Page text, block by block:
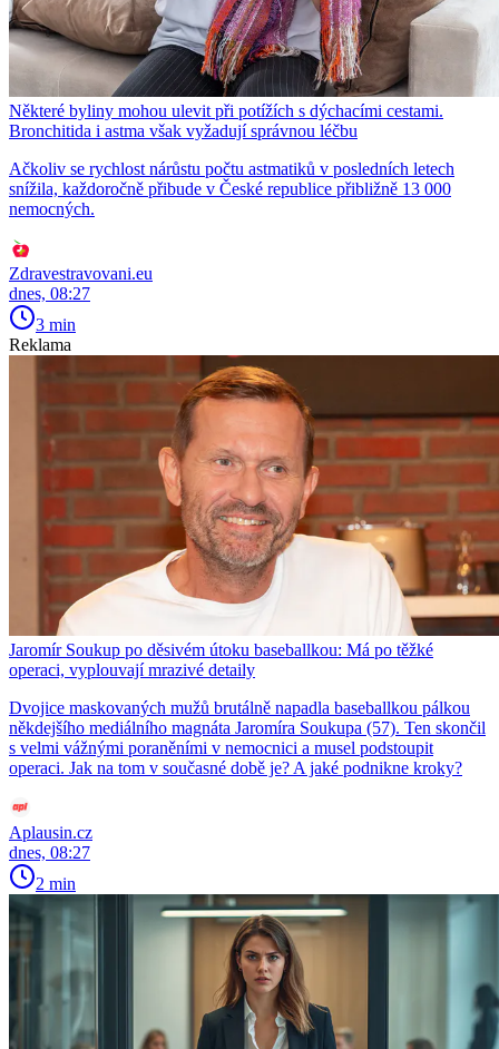
Některé byliny mohou ulevit při potížích s dýchacími cestami.
Bronchitida i astma však vyžadují správnou léčbu
Ačkoliv se rychlost nárůstu počtu astmatiků v posledních letech
snížila, každoročně přibude v České republice přibližně 13 000
nemocných.
Zdravestravovani.eu
dnes, 08:27
3 min
Reklama
Jaromír Soukup po děsivém útoku baseballkou: Má po těžké
operaci, vyplouvají mrazivé detaily
Dvojice maskovaných mužů brutálně napadla baseballkou pálkou
někdejšího mediálního magnáta Jaromíra Soukupa (57). Ten skončil
s velmi vážnými poraněními v nemocnici a musel podstoupit
operaci. Jak na tom v současné době je? A jaké podnikne kroky?
Aplausin.cz
dnes, 08:27
2 min